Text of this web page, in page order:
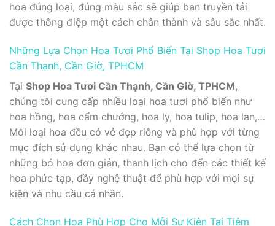
hoa đúng loại, đúng màu sắc sẽ giúp bạn truyền tải
được thông điệp một cách chân thành và sâu sắc nhất.
Những Lựa Chọn Hoa Tươi Phổ Biến Tại Shop Hoa Tươi
Cần Thạnh, Cần Giờ, TPHCM
Tại Shop Hoa Tươi Cần Thạnh, Cần Giờ, TPHCM,
chúng tôi cung cấp nhiều loại hoa tươi phổ biến như
hoa hồng, hoa cẩm chướng, hoa ly, hoa tulip, hoa lan,…
Mỗi loại hoa đều có vẻ đẹp riêng và phù hợp với từng
mục đích sử dụng khác nhau. Bạn có thể lựa chọn từ
những bó hoa đơn giản, thanh lịch cho đến các thiết kế
hoa phức tạp, đầy nghệ thuật để phù hợp với mọi sự
kiện và nhu cầu cá nhân.
Cách Chọn Hoa Phù Hợp Cho Mỗi Sự Kiện Tại Tiệm